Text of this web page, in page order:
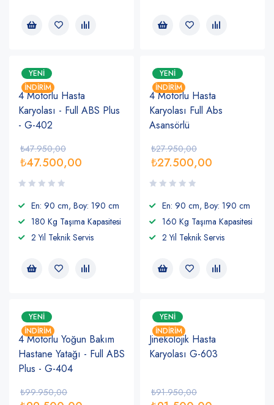
YENI
İNDIRIM
4 Motorlu Hasta
Karyolası - Full ABS Plus
- G-402
₺47.950,00
₺47.500,00
En: 90 cm, Boy: 190 cm
180 Kg Taşıma Kapasitesi
2 Yıl Teknik Servis
YENI
İNDIRIM
4 Motorlu Hasta
Karyolası Full Abs
Asansörlü
₺27.950,00
₺27.500,00
En: 90 cm, Boy: 190 cm
160 Kg Taşıma Kapasitesi
2 Yıl Teknik Servis
YENI
İNDIRIM
4 Motorlu Yoğun Bakım
Hastane Yatağı - Full ABS
Plus - G-404
₺99.950,00
YENI
İNDIRIM
Jinekolojik Hasta
Karyolası G-603
₺91.950,00